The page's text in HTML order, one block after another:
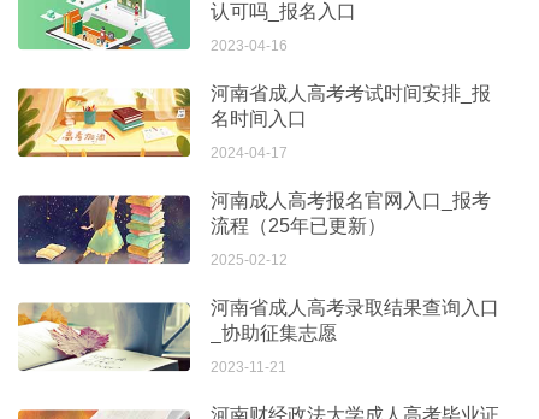
认可吗_报名入口
2023-04-16
河南省成人高考考试时间安排_报
名时间入口
2024-04-17
河南成人高考报名官网入口_报考
流程（25年已更新）
2025-02-12
河南省成人高考录取结果查询入口
_协助征集志愿
2023-11-21